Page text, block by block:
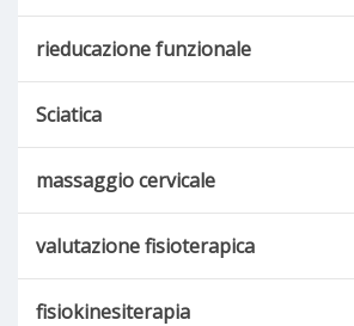
rieducazione funzionale
Sciatica
massaggio cervicale
valutazione fisioterapica
fisiokinesiterapia